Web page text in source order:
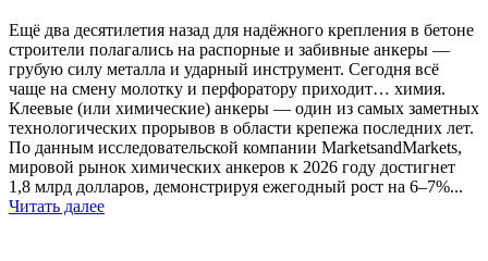
Ещё два десятилетия назад для надёжного крепления в бетоне
строители полагались на распорные и забивные анкеры —
грубую силу металла и ударный инструмент. Сегодня всё
чаще на смену молотку и перфоратору приходит… химия.
Клеевые (или химические) анкеры — один из самых заметных
технологических прорывов в области крепежа последних лет.
По данным исследовательской компании MarketsandMarkets,
мировой рынок химических анкеров к 2026 году достигнет
1,8 млрд долларов, демонстрируя ежегодный рост на 6–7%...
Читать далее